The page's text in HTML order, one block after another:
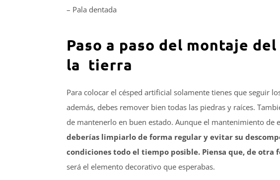
– Pala dentada
Paso a paso del montaje
la tierra
Para colocar el césped artificial solamente tienes que seguir
además, debes remover bien todas las piedras y raíces.
de mantenerlo en buen estado. Aunque el mantenimiento de
deberías limpiarlo de forma regular y evitar su
condiciones todo el tiempo posible. Piensa que, de otra
será el elemento decorativo que esperabas.